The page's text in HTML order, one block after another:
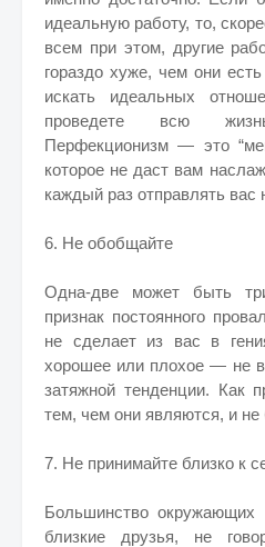
идеальную работу, то,
всем при этом, другие
гораздо хуже, чем они
искать идеальных
проведете всю
Перфекционизм — это
которое не даст вам
каждый раз отправлять вас
6. Не обобщайте
Одна-две может быть
признак постоянного
не сделает из вас в
хорошее или плохое — не
затяжной тенденции. Как
тем, чем они являются, и не
7. Не принимайте близко к
Большинство
близкие друзья, не